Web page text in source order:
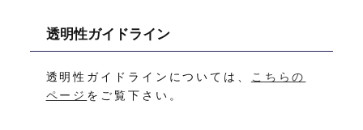
透明性ガイドライン
透明性ガイドラインについては、 こちらの
ページ をご覧下さい。